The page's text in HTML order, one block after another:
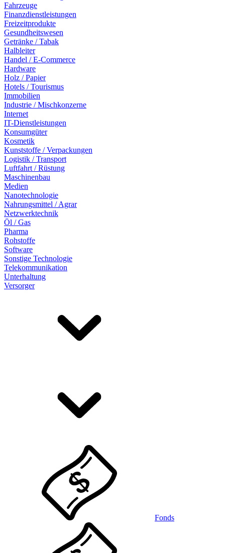
Fahrzeuge
Finanzdienstleistungen
Freizeitprodukte
Gesundheitswesen
Getränke / Tabak
Halbleiter
Handel / E-Commerce
Hardware
Holz / Papier
Hotels / Tourismus
Immobilien
Industrie / Mischkonzerne
Internet
IT-Dienstleistungen
Konsumgüter
Kosmetik
Kunststoffe / Verpackungen
Logistik / Transport
Luftfahrt / Rüstung
Maschinenbau
Medien
Nanotechnologie
Nahrungsmittel / Agrar
Netzwerktechnik
Öl / Gas
Pharma
Rohstoffe
Software
Sonstige Technologie
Telekommunikation
Unterhaltung
Versorger
Fonds